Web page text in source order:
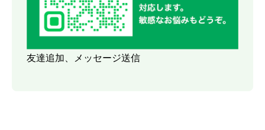
友達追加、メッセージ送信